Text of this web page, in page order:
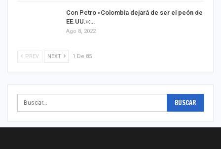
Con Petro «Colombia dejará de ser el peón de
EE.UU.»:…
Ago 8, 2022
PREV NEXT 1 De 85